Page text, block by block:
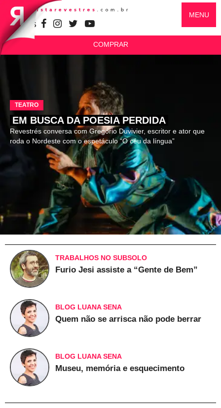
SIGA-NOS
MENU
COMPRAR
TEATRO
EM BUSCA DA POESIA PERDIDA
Revestrés conversa com Gregório Duvivier, escritor e ator que
roda o Nordeste com o espetáculo “O céu da língua”
TRABALHOS NO SUBSOLO
Furio Jesi assiste a “Gente de Bem”
BLOG LUANA SENA
Quem não se arrisca não pode berrar
BLOG LUANA SENA
Museu, memória e esquecimento